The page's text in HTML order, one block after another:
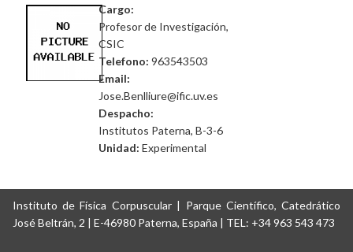
Cargo:
Profesor de Investigación,
CSIC
Telefono: 963543503
Email:
Jose.Benlliure@ific.uv.es
Despacho:
Institutos Paterna, B-3-6
Unidad: Experimental
Instituto de Física Corpuscular | Parque Científico, Catedrático
José Beltrán, 2 | E-46980 Paterna, España | TEL: +34 963 543 473